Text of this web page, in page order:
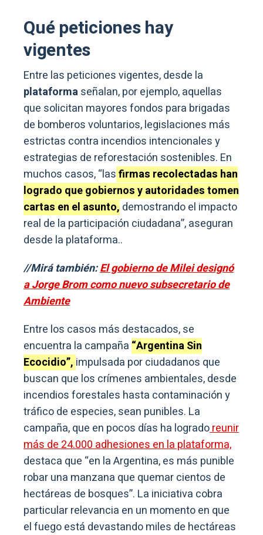
Qué peticiones hay
vigentes
Entre las peticiones vigentes, desde la
plataformaseñalan, por ejemplo, aquellas
que solicitan mayores fondos para brigadas
de bomberos voluntarios, legislaciones más
estrictas contra incendios intencionales y
estrategias de reforestación sostenibles. En
muchos casos, “lasfirmas recolectadas han
logrado que gobiernos y autoridades tomen
cartas en el asunto, demostrando el impacto
real de la participación ciudadana”, aseguran
desde la plataforma..
//Mirá también:El gobierno de Milei designó
a Jorge Brom como nuevo subsecretario de
Ambiente
Entre los casos más destacados, se
encuentra la campaña “Argentina Sin
Ecocidio”, impulsada por ciudadanos que
buscan que los crímenes ambientales, desde
incendios forestales hasta contaminación y
tráfico de especies, sean punibles. La
campaña, que en pocos días ha logradoreunir
más de 24.000 adhesiones en la plataforma,
destaca que “en la Argentina, es más punible
robar una manzana que quemar cientos de
hectáreas de bosques”. La iniciativa cobra
particular relevancia en un momento en que
el fuego está devastando miles de hectáreas